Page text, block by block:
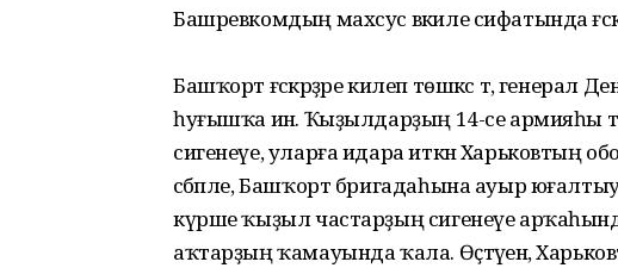
Башревкомдың махсус вәкиле сифатында
Башҡорт ғәскәрҙәре килеп төш­кәс тә,
һуғышҡа инә. Ҡы­­ҙыл­дарҙың 14-се армияһы
сигенеүе, уларға идара иткән Харьковтың
сәбәпле, Баш­ҡорт бригадаһына ауыр
күрше ҡыҙыл частарҙың си­генеүе
аҡтарҙың ҡа­мауында ҡала. Өҫтә­үенә,